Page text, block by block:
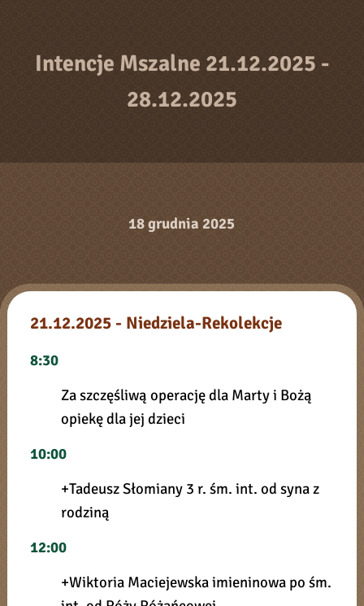
Intencje Mszalne 21.12.2025 -
28.12.2025
18 grudnia 2025
21.12.2025 - Niedziela-Rekolekcje
8:30
Za szczęśliwą operację dla Marty i Bożą
opiekę dla jej dzieci
10:00
+Tadeusz Słomiany 3 r. śm. int. od syna z
rodziną
12:00
+Wiktoria Maciejewska imieninowa po śm.